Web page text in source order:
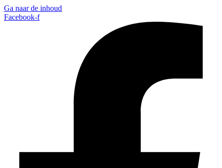
Ga naar de inhoud
Facebook-f